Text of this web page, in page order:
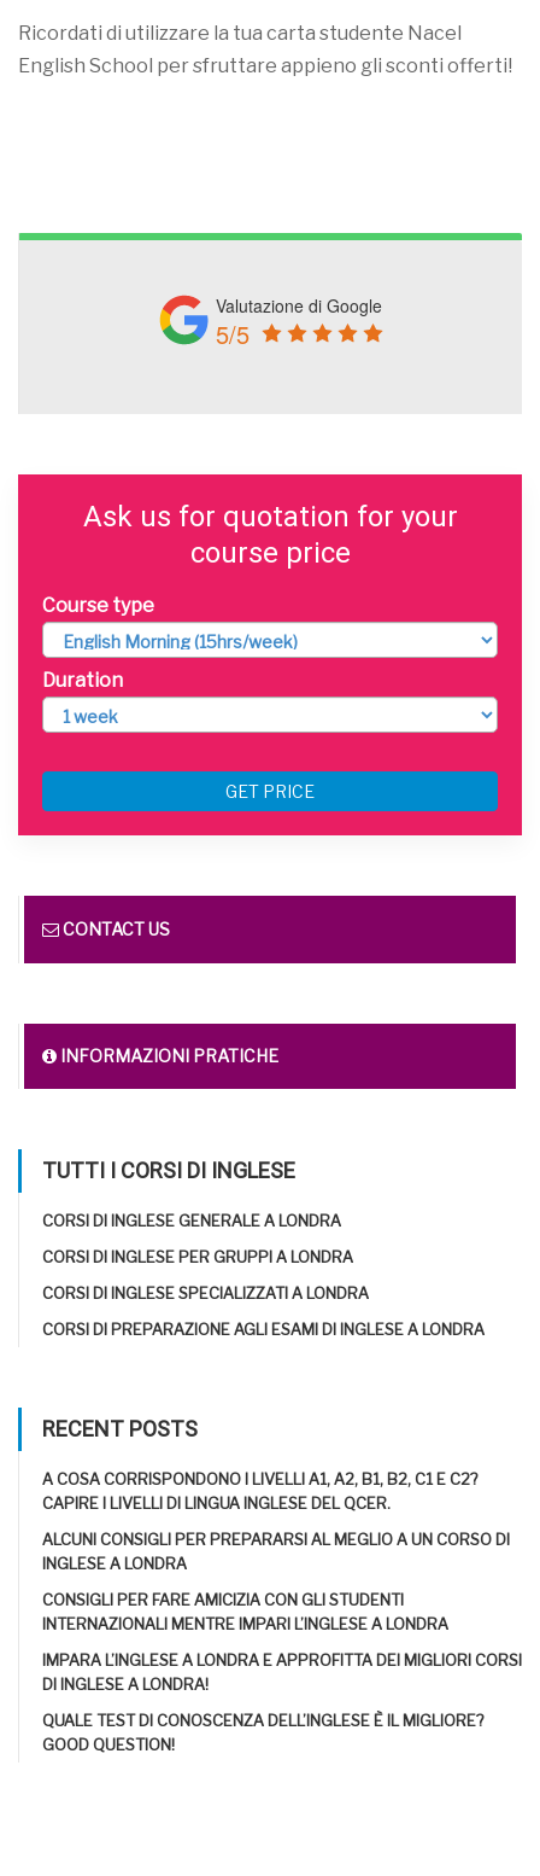
Ricordati di utilizzare la tua carta studente Nacel
English School per sfruttare appieno gli sconti offerti!
Valutazione di Google
5/5
Ask us for quotation for your
course price
Course type
Duration
GET PRICE
CONTACT US
INFORMAZIONI PRATICHE
TUTTI I CORSI DI INGLESE
CORSI DI INGLESE GENERALE A LONDRA
CORSI DI INGLESE PER GRUPPI A LONDRA
CORSI DI INGLESE SPECIALIZZATI A LONDRA
CORSI DI PREPARAZIONE AGLI ESAMI DI INGLESE A LONDRA
RECENT POSTS
A COSA CORRISPONDONO I LIVELLI A1, A2, B1, B2, C1 E C2?
CAPIRE I LIVELLI DI LINGUA INGLESE DEL QCER.
ALCUNI CONSIGLI PER PREPARARSI AL MEGLIO A UN CORSO DI
INGLESE A LONDRA
CONSIGLI PER FARE AMICIZIA CON GLI STUDENTI
INTERNAZIONALI MENTRE IMPARI L’INGLESE A LONDRA
IMPARA L’INGLESE A LONDRA E APPROFITTA DEI MIGLIORI CORSI
DI INGLESE A LONDRA!
QUALE TEST DI CONOSCENZA DELL’INGLESE È IL MIGLIORE?
GOOD QUESTION!